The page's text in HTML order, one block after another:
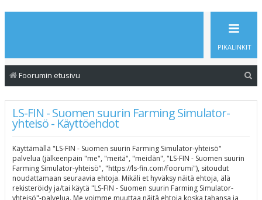
PIKALINKIT
Foorumin etusivu
LS-FIN - Suomen suurin Farming Simulator-
yhteisö - Käyttöehdot
Käyttämällä "LS-FIN - Suomen suurin Farming Simulator-yhteisö"
palvelua (jälkeenpäin "me", "meitä", "meidän", "LS-FIN - Suomen suurin
Farming Simulator-yhteisö", "https://ls-fin.com/foorumi"), sitoudut
noudattamaan seuraavia ehtoja. Mikäli et hyväksy näitä ehtoja, älä
rekisteröidy ja/tai käytä "LS-FIN - Suomen suurin Farming Simulator-
yhteisö"-palvelua. Me voimme muuttaa näitä ehtoja koska tahansa ja